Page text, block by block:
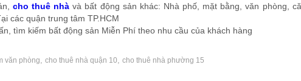
cho thuê nhàvà bất động sản khác: Nhà phố, mặt bằng, văn phòng,
các quận trung tâm TP.HCM
tìm kiếm bất động sản Miễn Phí theo nhu cầu của khách hàng
văn phòng cho thuê nhà quận 10 cho thuê nhà phường 15